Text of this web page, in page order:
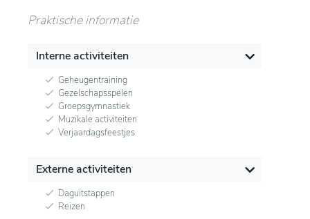
Praktische informatie
Interne activiteiten
Geheugentraining
Gezelschapsspelen
Groepsgymnastiek
Muzikale activiteiten
Verjaardagsfeestjes
Externe activiteiten
Daguitstappen
Reizen